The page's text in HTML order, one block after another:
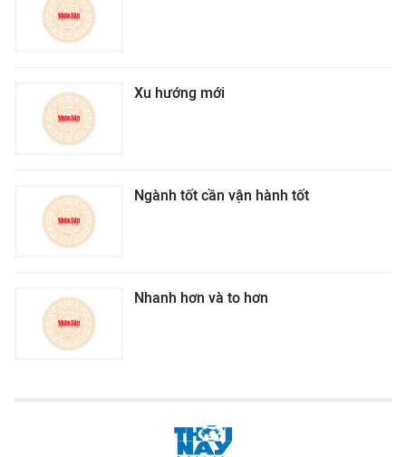
Xu hướng mới
Ngành tốt cần vận hành tốt
Nhanh hơn và to hơn